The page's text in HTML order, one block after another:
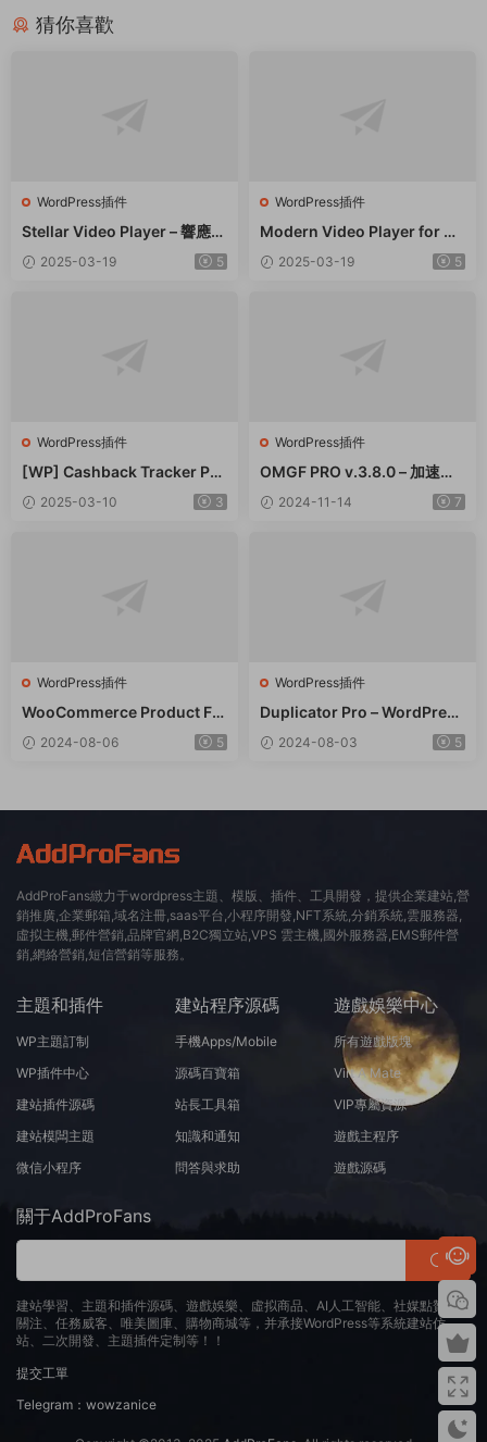
猜你喜歡
WordPress插件
Stellar Video Player – 響應式
視頻播放器WordPress插件 –
v2.9
2025-03-19 5
WordPress插件
Modern Video Player for W
ordPress – 功能強大的視頻和
音頻播放器 – v10.21
2025-03-19 5
WordPress插件
[WP] Cashback Tracker Pro
v2.6.4 退款追蹤器插件下載
2025-03-10 3
WordPress插件
OMGF PRO v.3.8.0 – 加速谷
歌字體本地化GDPR優化 破解
版插件下載
2024-11-14 7
WordPress插件
WooCommerce Product Filt
er 商品篩選器WordPress插
件 – v8.3.0
2024-08-06 5
WordPress插件
Duplicator Pro – WordPress
備份遷移WordPress插件 – v
4.5.15
2024-08-03 5
AddProFans緻力于wordpress主題、模版、插件、工具開發，提供企業建站,營
銷推廣,企業郵箱,域名注冊,saas平台,小程序開發,NFT系統,分銷系統,雲服務器,
虛拟主機,郵件營銷,品牌官網,B2C獨立站,VPS 雲主機,國外服務器,EMS郵件營
銷,網絡營銷,短信營銷等服務。
主題和插件
WP主題訂制
WP插件中心
建站插件源碼
建站模闆主題
微信小程序
建站程序源碼
手機Apps/Mobile
源碼百寶箱
站長工具箱
知識和通知
問答與求助
遊戲娛樂中心
所有遊戲版塊
Virt A Mate
VIP專屬資源
遊戲主程序
遊戲源碼
關于AddProFans
建站學習、主題和插件源碼、遊戲娛樂、虛拟商品、AI人工智能、社媒點贊、
關注、任務威客、唯美圖庫、購物商城等，并承接WordPress等系統建站仿
站、二次開發、主題插件定制等！！
提交工單
Telegram：wowzanice